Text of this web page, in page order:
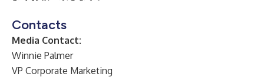
Contacts
Media Contact:
Winnie Palmer
VP Corporate Marketing